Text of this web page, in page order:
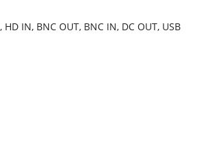
IN, BNC OUT, BNC IN, DC OUT, USB